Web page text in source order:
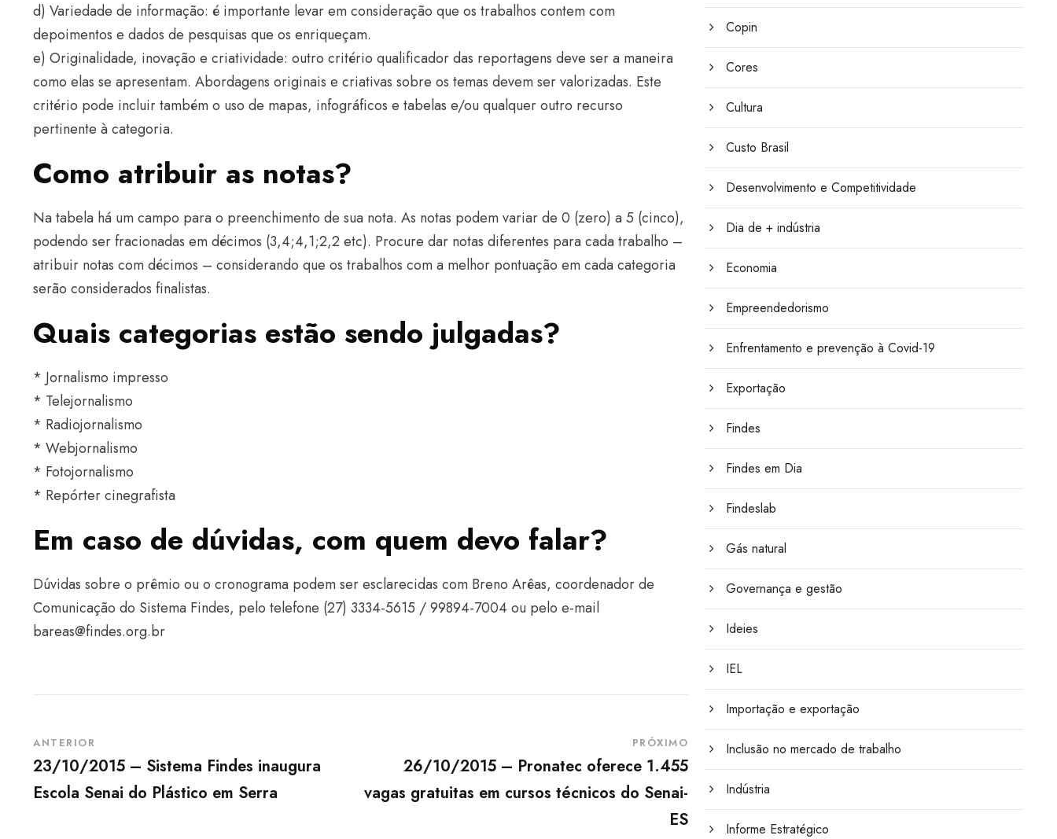
d) Variedade de informação: é importante levar em consideração que os trabalhos contem com
depoimentos e dados de pesquisas que os enriqueçam.
e) Originalidade, inovação e criatividade: outro critério qualificador das reportagens deve ser a maneira
como elas se apresentam. Abordagens originais e criativas sobre os temas devem ser valorizadas. Este
critério pode incluir também o uso de mapas, infográficos e tabelas e/ou qualquer outro recurso
pertinente à categoria.
Como atribuir as notas?
Na tabela há um campo para o preenchimento de sua nota. As notas podem variar de 0 (zero) a 5 (cinco),
podendo ser fracionadas em décimos (3,4;4,1;2,2 etc). Procure dar notas diferentes para cada trabalho –
atribuir notas com décimos – considerando que os trabalhos com a melhor pontuação em cada categoria
serão considerados finalistas.
Quais categorias estão sendo julgadas?
* Jornalismo impresso
* Telejornalismo
* Radiojornalismo
* Webjornalismo
* Fotojornalismo
* Repórter cinegrafista
Em caso de dúvidas, com quem devo falar?
Dúvidas sobre o prêmio ou o cronograma podem ser esclarecidas com Breno Arêas, coordenador de
Comunicação do Sistema Findes, pelo telefone (27) 3334-5615 / 99894-7004 ou pelo e-mail
bareas@findes.org.br
ANTERIOR
23/10/2015 – Sistema Findes inaugura
Escola Senai do Plástico em Serra
PRÓXIMO
26/10/2015 – Pronatec oferece 1.455
vagas gratuitas em cursos técnicos do Senai-
ES
Copin
Cores
Cultura
Custo Brasil
Desenvolvimento e Competitividade
Dia de + indústria
Economia
Empreendedorismo
Enfrentamento e prevenção à Covid-19
Exportação
Findes
Findes em Dia
Findeslab
Gás natural
Governança e gestão
Ideies
IEL
Importação e exportação
Inclusão no mercado de trabalho
Indústria
Informe Estratégico